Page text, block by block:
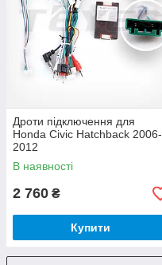
Дроти підключення для
Honda Civic Hatchback 2006-
2012
В наявності
2 760 ₴
Купити